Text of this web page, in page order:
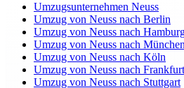
Umzugsunternehmen Neuss
Umzug von Neuss nach Berlin
Umzug von Neuss nach
Umzug von Neuss nach München
Umzug von Neuss nach Köln
Umzug von Neuss nach
Umzug von Neuss nach Stuttgart